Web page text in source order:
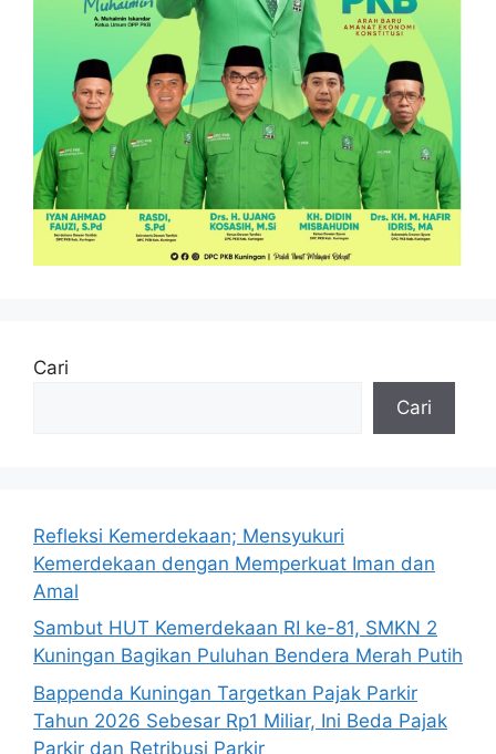
Cari
Cari
Refleksi Kemerdekaan; Mensyukuri
Kemerdekaan dengan Memperkuat Iman dan
Amal
Sambut HUT Kemerdekaan RI ke-81, SMKN 2
Kuningan Bagikan Puluhan Bendera Merah Putih
Bappenda Kuningan Targetkan Pajak Parkir
Tahun 2026 Sebesar Rp1 Miliar, Ini Beda Pajak
Parkir dan Retribusi Parkir